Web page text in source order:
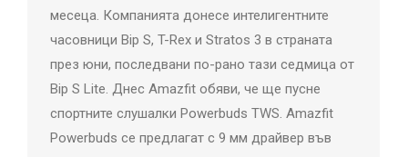
месеца. Компанията донесе интелигентните
часовници Bip S, T-Rex и Stratos 3 в страната
през юни, последвани по-рано тази седмица от
Bip S Lite. Днес Amazfit обяви, че ще пусне
спортните слушалки Powerbuds TWS. Amazfit
Powerbuds се предлагат с 9 мм драйвер във